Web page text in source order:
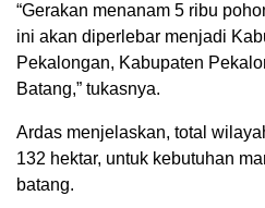
“Gerakan menanam 5 ribu
ini akan diperlebar menjadi
Pekalongan, Kabupaten
Batang,” tukasnya.
Ardas menjelaskan, total
132 hektar, untuk kebutuhan
batang.